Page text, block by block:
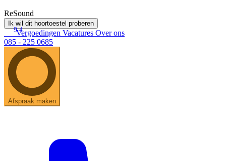
ReSound
Ik wil dit hoortoestel proberen
9.4
Vergoedingen Vacatures Over ons
085 - 225 0685
Afspraak maken